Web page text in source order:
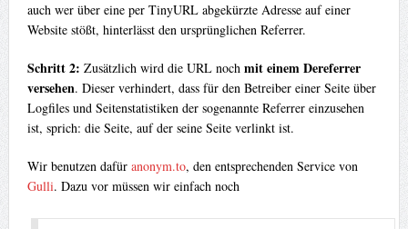
auch wer über eine per TinyURL abgekürzte Adresse auf einer
Website stößt, hinterlässt den ursprünglichen Referrer.
Schritt 2: Zusätzlich wird die URL noch mit einem Dereferrer
versehen. Dieser verhindert, dass für den Betreiber einer Seite über
Logfiles und Seitenstatistiken der sogenannte Referrer einzusehen
ist, sprich: die Seite, auf der seine Seite verlinkt ist.
Wir benutzen dafür anonym.to, den entsprechenden Service von
Gulli. Dazu vor müssen wir einfach noch